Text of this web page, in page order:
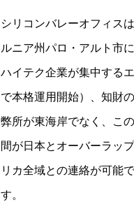
シリコンバレーオフィス
ルニア州パロ・アルト市
ハイテク企業が集中する
で本格運用開始）、知財
弊所が東海岸でなく、こ
間が日本とオーバーラッ
リカ全域との連絡が可能
す。